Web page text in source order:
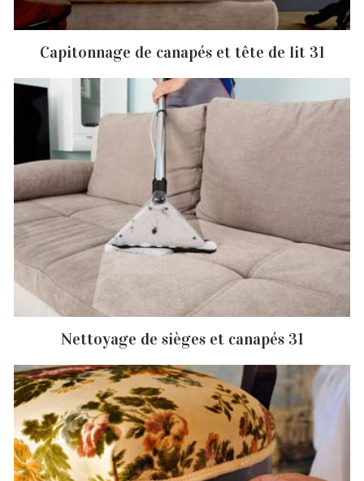
Capitonnage de canapés et tête de lit 31
Nettoyage de sièges et canapés 31